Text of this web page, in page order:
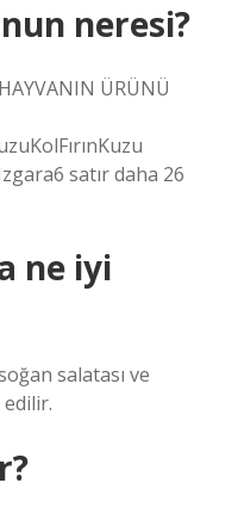
neresi?
ÜRÜNÜ
satır daha 26
ne iyi
salatası ve